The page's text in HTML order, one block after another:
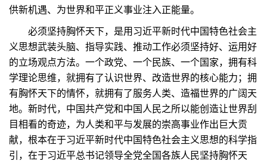
供新机遇、为世界和平正义事业注入正能量。
必须坚持胸怀天下，是用习近平新时代中国特色社会主
义思想武装头脑、指导实践、推动工作必须坚持好、运用好
的立场观点方法。一个政党、一个民族、一个国家，拥有科
学理论思维，就拥有了认识世界、改造世界的核心能力；拥
有胸怀天下的情怀，就拥有了服务人类、造福世界的广阔天
地。新时代，中国共产党和中国人民之所以能创造让世界刮
目相看的奇迹，为人类和平与发展的崇高事业作出巨大贡
献，根本在于习近平新时代中国特色社会主义思想的科学指
引，在于习近平总书记领导全党全国各族人民坚持胸怀天